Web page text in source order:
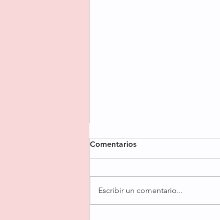
Comentarios
Escribir un comentario...